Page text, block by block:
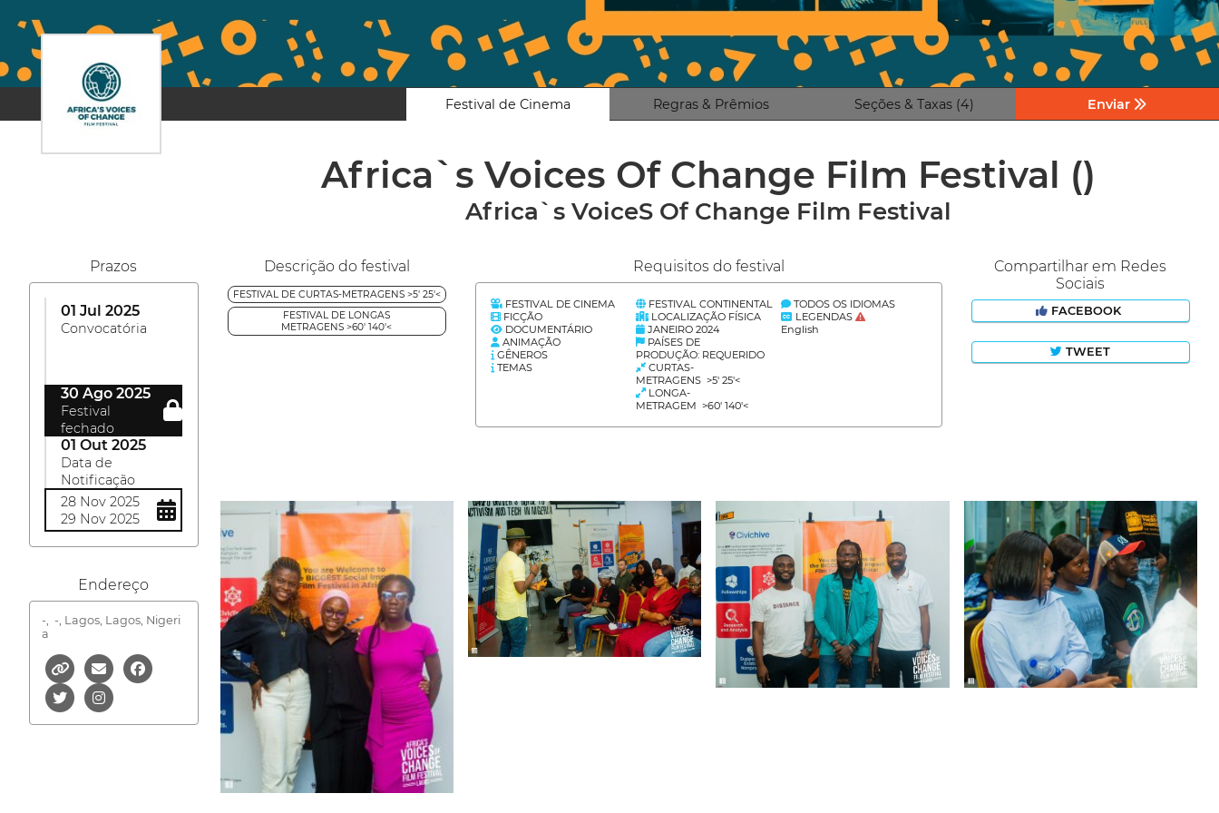
Festival de Cinema Regras & Prêmios Seções & Taxas (4) Enviar
Africa`s Voices Of Change Film Festival ()
Africa`s VoiceS Of Change Film Festival
Prazos
01 Jul 2025
Convocatória
30 Ago 2025
Festival
fechado
01 Out 2025
Data de
Notificação
28 Nov 2025
29 Nov 2025
Endereço
-,
-, Lagos, Lagos, Nigeri
a
Descrição do festival
FESTIVAL DE CURTAS-METRAGENS >5' 25'<
FESTIVAL DE LONGAS
METRAGENS >60' 140'<
Requisitos do festival
FESTIVAL DE CINEMA
FICÇÃO
DOCUMENTÁRIO
ANIMAÇÃO
GÊNEROS
TEMAS
FESTIVAL CONTINENTAL
LOCALIZAÇÃO FÍSICA
JANEIRO 2024
PAÍSES DE
PRODUÇÃO: REQUERIDO
CURTAS-
METRAGENS >5' 25'<
LONGA-
METRAGEM >60' 140'<
TODOS OS IDIOMAS
LEGENDAS
English
Compartilhar em Redes
Sociais
FACEBOOK
TWEET